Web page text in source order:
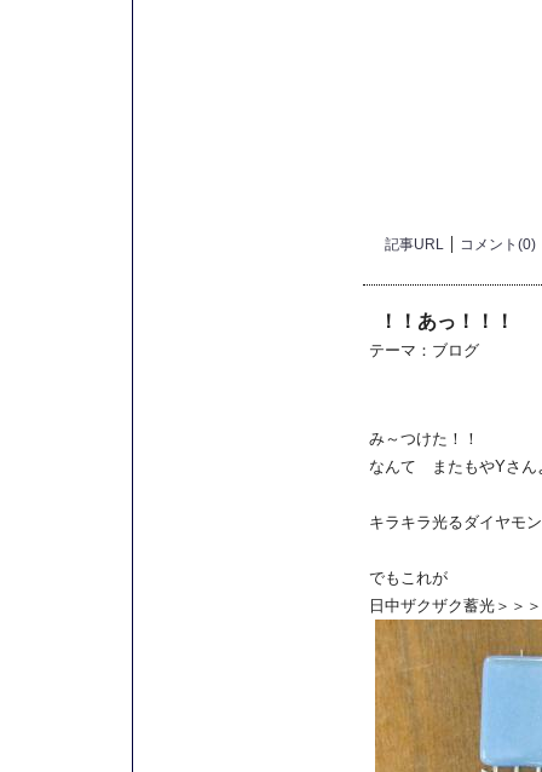
記事URL コメント(0)
！！あっ！！！
テーマ： ブログ
み～つけた！！
なんて またもやYさん
キラキラ光るダイヤモ
でもこれが
日中ザクザク蓄光＞＞